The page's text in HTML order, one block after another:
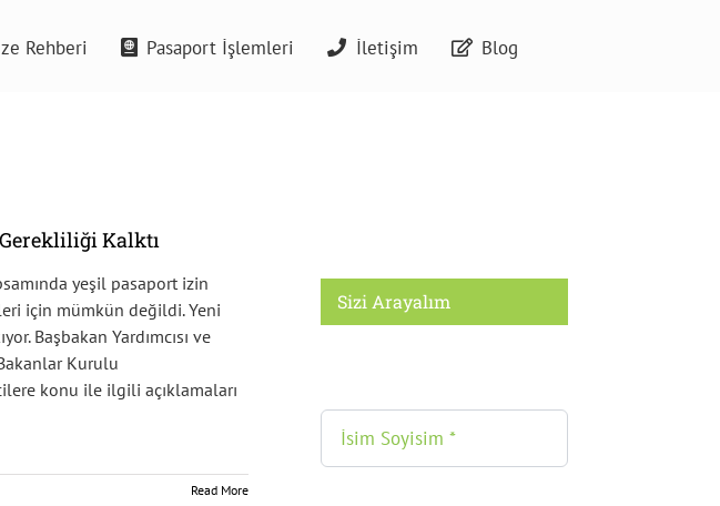
Rehberi Pasaport İşlemleri İletişim Blog
Kalktı
yeşil pasaport izin
için mümkün değildi. Yeni
Başbakan Yardımcısı ve
Kurulu
konu ile ilgili açıklamaları
Read More
Sizi Arayalım